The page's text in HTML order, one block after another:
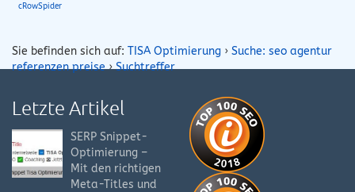
cRowSpider
Sie befinden sich auf: TISA Optimierung › Suche: seo agentur
referenzen preise›Suchtreffer
Letzte Artikel
SERP Snippet-
Optimierung –
Mit den richtigen
Meta-Titles und